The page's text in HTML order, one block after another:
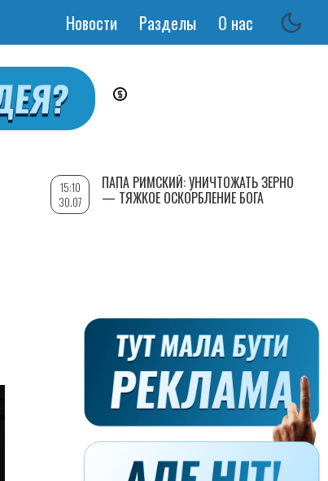
Основная
Новости Разделы О нас
15:10
30.07
ПАПА РИМСКИЙ: УНИЧТОЖАТЬ ЗЕРНО
— ТЯЖКОЕ ОСКОРБЛЕНИЕ БОГА